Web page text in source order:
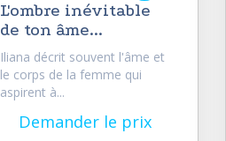
L'ombre inévitable
de ton âme...
Iliana décrit souvent l'âme et
le corps de la femme qui
aspirent à...
Demander le prix